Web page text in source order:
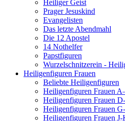
Heiliger Geist
Prager Jesuskind
Evangelisten
Das letzte Abendmahl
Die 12 Apostel
14 Nothelfer
Papstfiguren
Wurzelschnitzerein -
Heiligenfiguren Frauen
Beliebte Heiligenfiguren
Heiligenfiguren Frauen
Heiligenfiguren Frauen
Heiligenfiguren Frauen
Heiligenfiguren Frauen